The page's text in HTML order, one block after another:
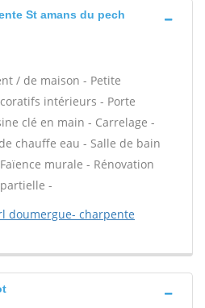
St amans du pech
/ de maison - Petite
intérieurs - Porte
clé en main - Carrelage -
chauffe eau - Salle de bain
murale - Rénovation
-
doumergue- charpente